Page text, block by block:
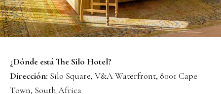
¿Dónde está The Silo Hotel?
Dirección: Silo Square, V&A Waterfront, 8001 Cape
Town, South Africa